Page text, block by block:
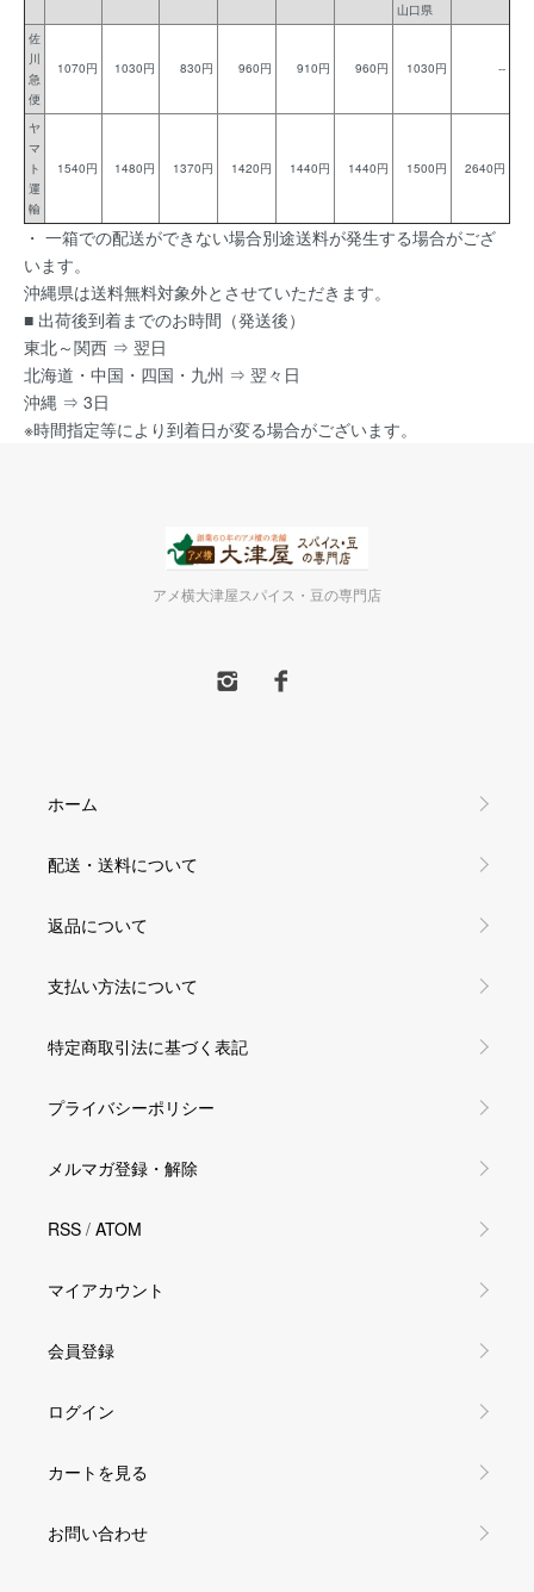
山口県
佐
川
急
便
1070円 1030円 830円 960円 910円 960円 1030円 --
ヤ
マ
ト
運
輸
1540円 1480円 1370円 1420円 1440円 1440円 1500円 2640円
・ 一箱での配送ができない場合別途送料が発生する場合がござ
います。
沖縄県は送料無料対象外とさせていただきます。
■ 出荷後到着までのお時間（発送後）
東北～関西 ⇒ 翌日
北海道・中国・四国・九州 ⇒ 翌々日
沖縄 ⇒ 3日
※時間指定等により到着日が変る場合がございます。
アメ横大津屋スパイス・豆の専門店
ホーム
配送・送料について
返品について
支払い方法について
特定商取引法に基づく表記
プライバシーポリシー
メルマガ登録・解除
RSS / ATOM
マイアカウント
会員登録
ログイン
カートを見る
お問い合わせ